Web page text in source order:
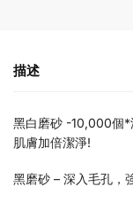
描述
黑白磨砂 -10,000個*
肌膚加倍潔淨!
黑磨砂 – 深入毛孔，